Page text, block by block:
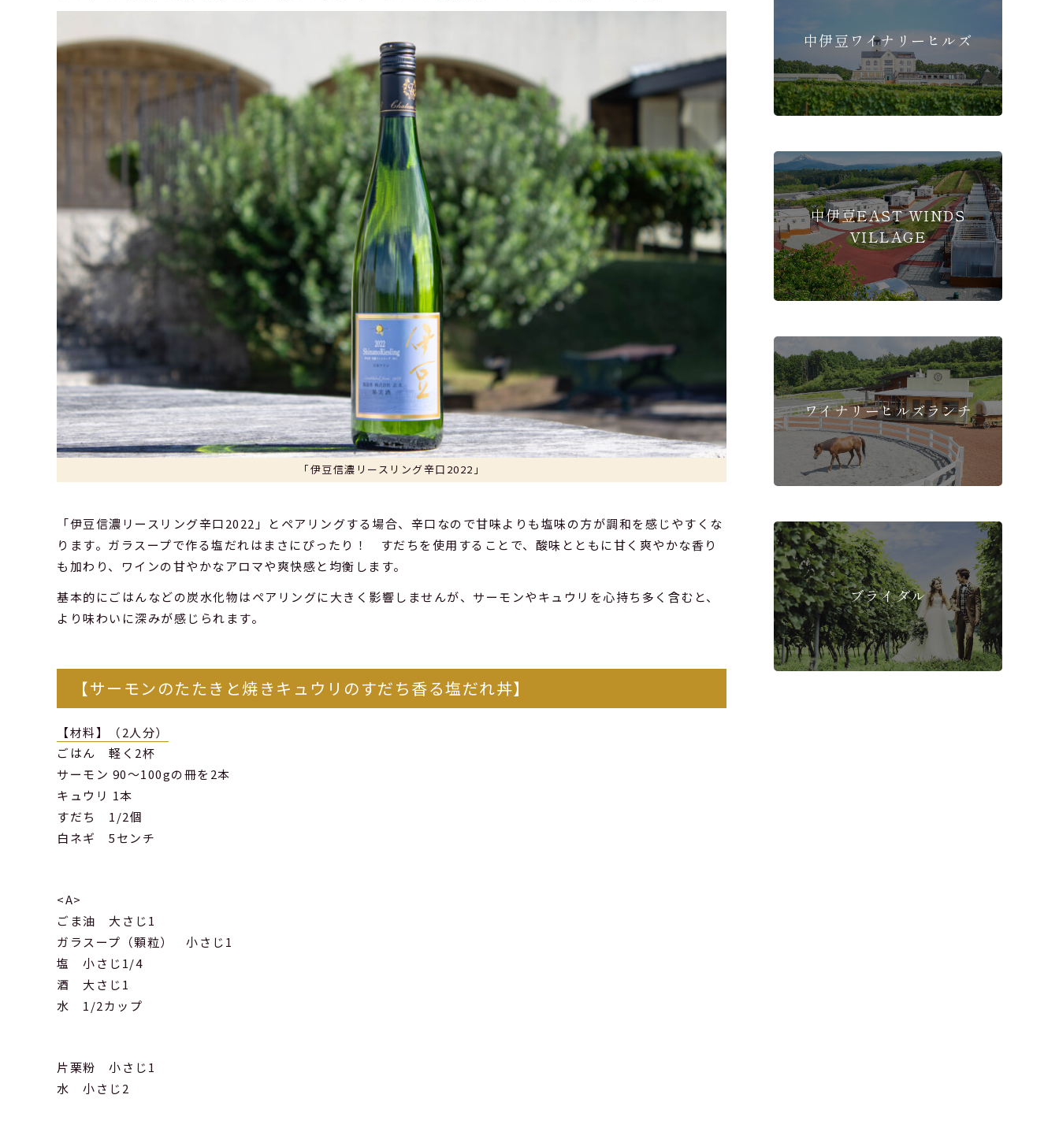
「伊豆信濃リースリング辛口2022」
「伊豆信濃リースリング辛口2022」とペアリングする場合、辛口なので甘味よりも塩味の方が調和を感じやすくな
ります。ガラスープで作る塩だれはまさにぴったり！ すだちを使用することで、酸味とともに甘く爽やかな香り
も加わり、ワインの甘やかなアロマや爽快感と均衡します。
基本的にごはんなどの炭水化物はペアリングに大きく影響しませんが、サーモンやキュウリを心持ち多く含むと、
より味わいに深みが感じられます。
【サーモンのたたきと焼きキュウリのすだち香る塩だれ丼】
【材料】（2人分）
ごはん 軽く2杯
サーモン 90～100gの冊を2本
キュウリ 1本
すだち 1/2個
白ネギ 5センチ
<A>
ごま油 大さじ1
ガラスープ（顆粒） 小さじ1
塩 小さじ1/4
酒 大さじ1
水 1/2カップ
片栗粉 小さじ1
水 小さじ2
中伊豆ワイナリーヒルズ
中伊豆EAST WINDS
VILLAGE
ワイナリーヒルズランチ
ブライダル